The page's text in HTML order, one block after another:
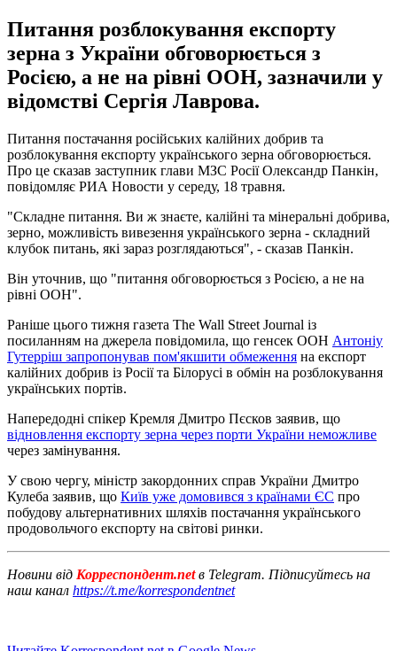
Питання розблокування експорту
зерна з України обговорюється з
Росією, а не на рівні ООН, зазначили у
відомстві Сергія Лаврова.
Питання постачання російських калійних добрив та
розблокування експорту українського зерна обговорюється.
Про це сказав заступник глави МЗС Росії Олександр Панкін,
повідомляє РИА Новости у середу, 18 травня.
"Складне питання. Ви ж знаєте, калійні та мінеральні добрива,
зерно, можливість вивезення українського зерна - складний
клубок питань, які зараз розглядаються", - сказав Панкін.
Він уточнив, що "питання обговорюється з Росією, а не на
рівні ООН".
Раніше цього тижня газета The Wall Street Journal із
посиланням на джерела повідомила, що генсек ООН Антоніу
Гутерріш запропонував пом'якшити обмеження на експорт
калійних добрив із Росії та Білорусі в обмін на розблокування
українських портів.
Напередодні спікер Кремля Дмитро Пєсков заявив, що
відновлення експорту зерна через порти України неможливе
через замінування.
У свою чергу, міністр закордонних справ України Дмитро
Кулеба заявив, що Київ уже домовився з країнами ЄС про
побудову альтернативних шляхів постачання українського
продовольчого експорту на світові ринки.
Новини від Корреспондент.netв Telegram. Підписуйтесь на
наш канал https://t.me/korrespondentnet